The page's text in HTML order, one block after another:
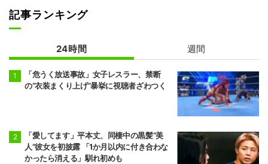
記事ランキング
24時間 週間
「危うく放送事故」女子レスラー、禁断
の“衣装まくり上げ”暴挙に視聴者ざわつく
「愛してます」平本丈、同棲中の黒髪“美
人”彼女を初披露 「1か月以内に付き合わな
かったら消える」馴れ初めも